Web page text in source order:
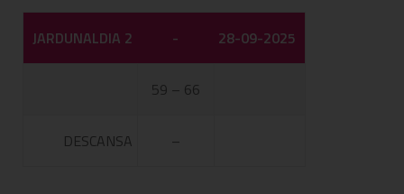
JARDUNALDIA 2 - 28-09-2025
59 – 66
DESCANSA –